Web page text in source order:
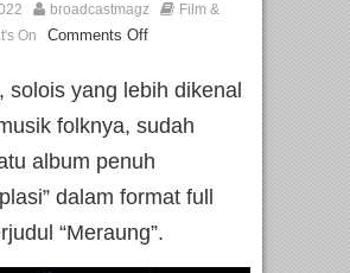
broadcastmagz
Film &
On Comments Off
solois yang lebih dikenal
folknya, sudah
album penuh
dalam format full
“Meraung”.